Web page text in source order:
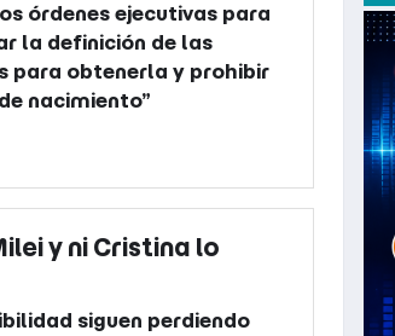
órdenes ejecutivas para
la definición de las
para obtenerla y prohibir
nacimiento”
y ni Cristina lo
siguen perdiendo